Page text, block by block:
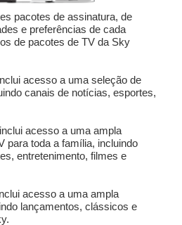
pacotes de assinatura, de
e preferências de cada
de pacotes de TV da Sky
acesso a uma seleção de
canais de notícias, esportes,
acesso a uma ampla
para toda a família, incluindo
entretenimento, filmes e
acesso a uma ampla
lançamentos, clássicos e